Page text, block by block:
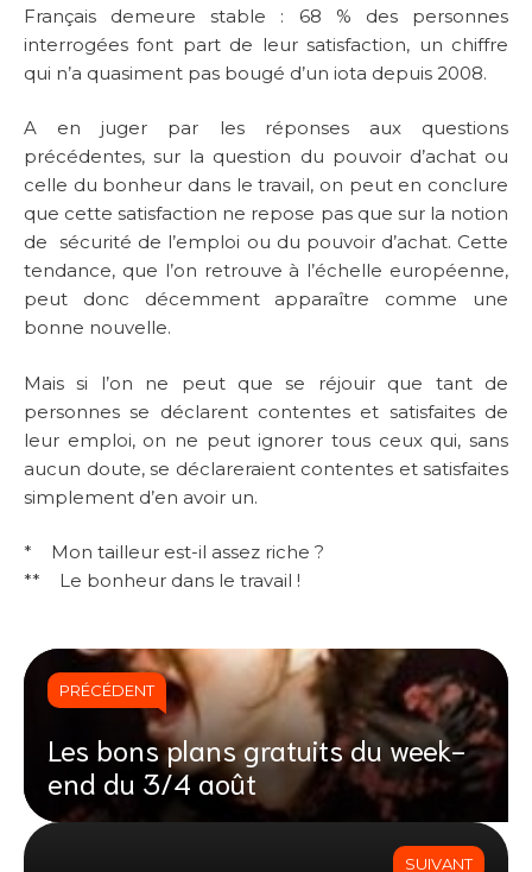
Français demeure stable : 68 % des personnes
interrogées font part de leur satisfaction, un chiffre
qui n’a quasiment pas bougé d’un iota depuis 2008.
A en juger par les réponses aux questions
précédentes, sur la question du pouvoir d’achat ou
celle du bonheur dans le travail, on peut en conclure
que cette satisfaction ne repose pas que sur la notion
de sécurité de l’emploi ou du pouvoir d’achat. Cette
tendance, que l’on retrouve à l’échelle européenne,
peut donc décemment apparaître comme une
bonne nouvelle.
Mais si l’on ne peut que se réjouir que tant de
personnes se déclarent contentes et satisfaites de
leur emploi, on ne peut ignorer tous ceux qui, sans
aucun doute, se déclareraient contentes et satisfaites
simplement d’en avoir un.
* Mon tailleur est-il assez riche ?
** Le bonheur dans le travail !
PRÉCÉDENT
Les bons plans gratuits du week-
end du 3/4 août
SUIVANT